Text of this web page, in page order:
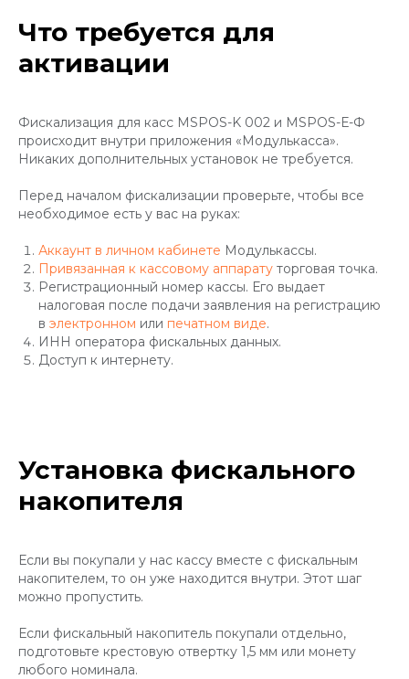
Что требуется для
активации
Фискализация для касс MSPOS-K 002 и MSPOS-Е-Ф
происходит внутри приложения «Модулькасса».
Никаких дополнительных установок не требуется.
Перед началом фискализации проверьте, чтобы все
необходимое есть у вас на руках:
Аккаунт в личном кабинете Модулькассы.
Привязанная к кассовому аппарату торговая точка.
Регистрационный номер кассы. Его выдает
налоговая после подачи заявления на регистрацию
в электронном или печатном виде.
ИНН оператора фискальных данных.
Доступ к интернету.
Установка фискального
накопителя
Если вы покупали у нас кассу вместе с фискальным
накопителем, то он уже находится внутри. Этот шаг
можно пропустить.
Если фискальный накопитель покупали отдельно,
подготовьте крестовую отвертку 1,5 мм или монету
любого номинала.